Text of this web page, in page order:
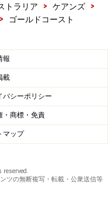
動しているクラブに
ー用のクラブです
ば利用可能で、飲食
というシステムで
、メンバーになれば
「ライフガード」の
救助が仕事ですが、
イフガードはお給料
トラリア > ケアンズ
>
> ゴールドコースト
報
載
バシーポリシー
・商標・免責
マップ
ツの無断複写・転載・公衆送信等